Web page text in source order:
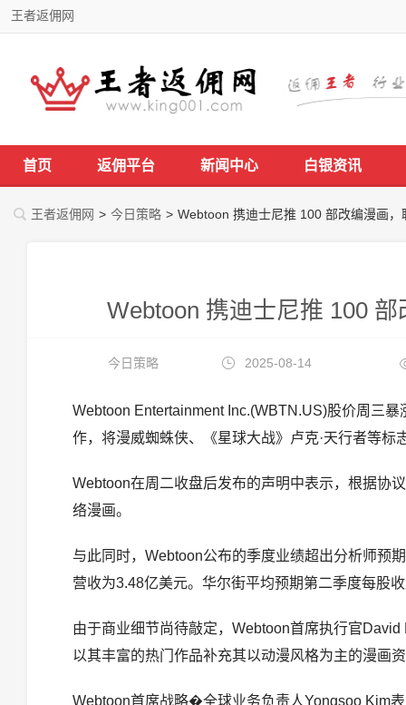
王者返佣网
首页 返佣平台 新闻中心 白银资讯
王者返佣网 > 今日策略 > Webtoon 携迪士尼推 100 部改编漫画
Webtoon 携迪士尼推 100
今日策略 2025-08-14
Webtoon Entertainment Inc.(WBTN.US)股价周三
作，将漫威蜘蛛侠、《星球大战》卢克·天行者等标
Webtoon在周二收盘后发布的声明中表示，根据协
络漫画。
与此同时，Webtoon公布的季度业绩超出分析师预
营收为3.48亿美元。华尔街平均预期第二季度每股
由于商业细节尚待敲定，Webtoon首席执行官
以其丰富的热门作品补充其以动漫风格为主的漫画
Webtoon首席战略�全球业务负责人Yongsoo Kim